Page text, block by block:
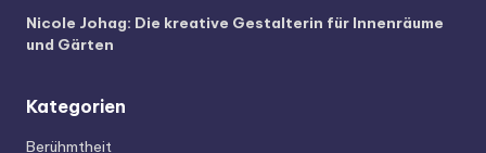
Nicole Johag: Die kreative Gestalterin für Innenräume
und Gärten
Kategorien
Berühmtheit